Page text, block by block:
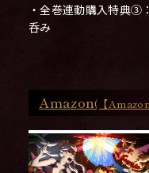
・全巻連動購入特典③
呑み
Amazon(【